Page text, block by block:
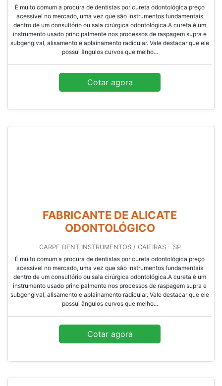
É muito comum a procura de dentistas por cureta odontológica preço
acessível no mercado, uma vez que são instrumentos fundamentais
dentro de um consultório ou sala cirúrgica odontológica.A cureta é um
instrumento usado principalmente nos processos de raspagem supra e
subgengival, alisamento e aplainamento radicular. Vale destacar que ele
possui ângulos curvos que melho...
Cotar agora
FABRICANTE DE ALICATE
ODONTOLÓGICO
CARPE DENT INSTRUMENTOS / CAIEIRAS - SP
É muito comum a procura de dentistas por cureta odontológica preço
acessível no mercado, uma vez que são instrumentos fundamentais
dentro de um consultório ou sala cirúrgica odontológica.A cureta é um
instrumento usado principalmente nos processos de raspagem supra e
subgengival, alisamento e aplainamento radicular. Vale destacar que ele
possui ângulos curvos que melho...
Cotar agora